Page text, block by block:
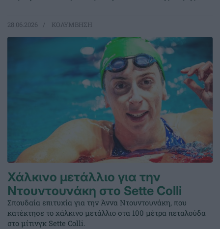
28.06.2026 ΚΟΛΥΜΒΗΣΗ
Χάλκινο μετάλλιο για την
Ντουντουνάκη στο Sette Colli
Σπουδαία επιτυχία για την Άννα Ντουντουνάκη, που
κατέκτησε το χάλκινο μετάλλιο στα 100 μέτρα πεταλούδα
στο μίτινγκ Sette Colli.